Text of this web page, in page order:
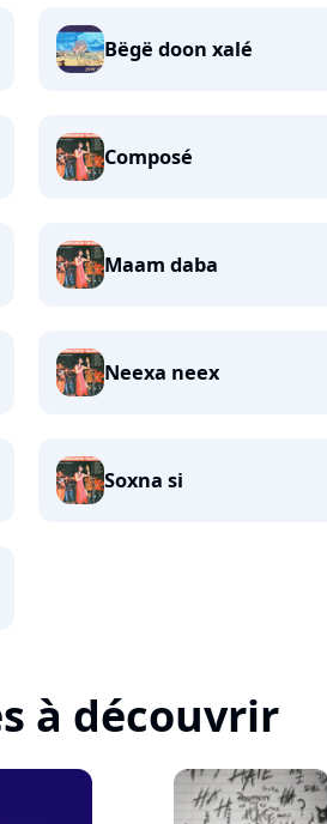
Bëgë doon xalé
Composé
Maam daba
Neexa neex
Soxna si
à découvrir